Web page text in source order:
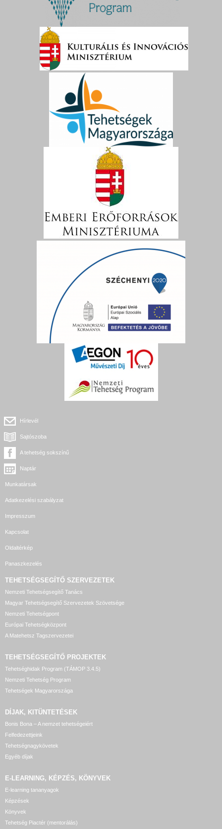
Hírlevél
Sajtószoba
A tehetség sokszínű
Naptár
Munkatársak
Adatkezelési szabályzat
Impresszum
Kapcsolat
Oldaltérkép
Panaszkezelés
TEHETSÉGSEGÍTŐ SZERVEZETEK
Nemzeti Tehetségsegítő Tanács
Magyar Tehetségsegítő Szervezetek Szövetsége
Nemzeti Tehetségpont
Európai Tehetségközpont
A Matehetsz Tagszervezetei
TEHETSÉGSEGÍTŐ PROJEKTEK
Tehetséghidak Program (TÁMOP 3.4.5)
Nemzeti Tehetség Program
Tehetségek Magyarországa
DÍJAK, KITÜNTETÉSEK
Bonis Bona – A nemzet tehetségeiért
Felfedezettjeink
Tehetségnagykövetek
Egyéb díjak
E-LEARNING, KÉPZÉS, KÖNYVEK
E-learning tananyagok
Képzések
Könyvek
Tehetség Piactér (mentorálás)